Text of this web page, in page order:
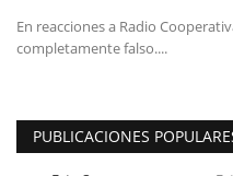
En reacciones a Radio
completamente falso....
PUBLICACIONES